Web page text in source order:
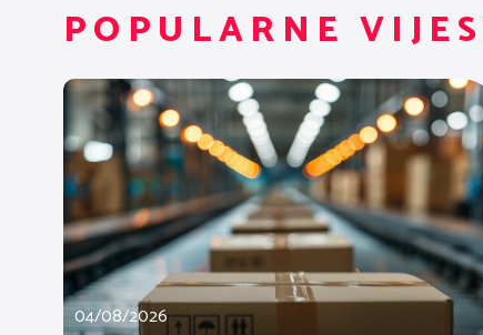
POPULARNE
04/08/2026